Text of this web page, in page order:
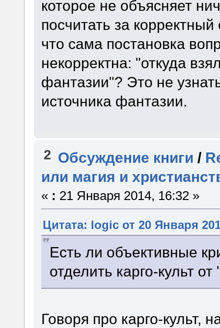
которое не объясняет
посчитать за
что сама постановка
некорректна: "откуда
фантазии"? Это не
источника фантазии.
2 Обсуждение книги /
или магия и
« : 21 Января 2014, 16:32 »
Цитата: logic от 20 Января
Есть ли объективные
отделить карго-культ
Говоря про карго-культ,